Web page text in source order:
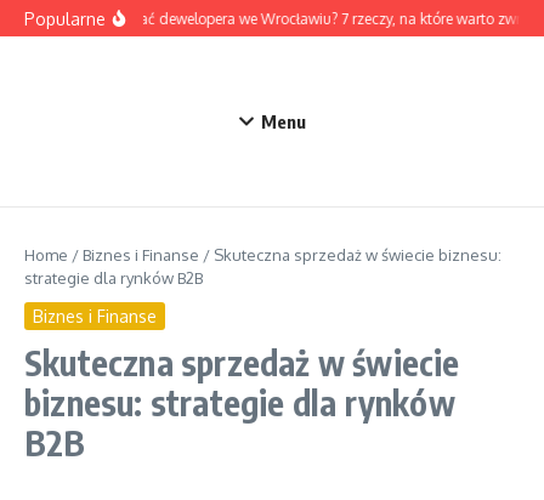
Przejdź do treści
PopularneJak wybrać dewelopera we Wrocławiu? 7 rzeczy, na które warto
Menu
Home / Biznes i Finanse / Skuteczna sprzedaż w świecie biznesu:
strategie dla rynków B2B
Biznes i Finanse
Skuteczna sprzedaż w świecie
biznesu: strategie dla rynków
B2B